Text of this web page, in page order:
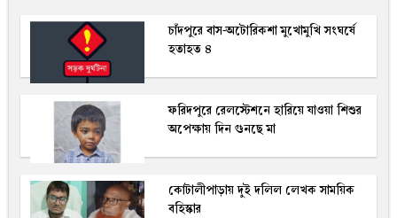
চাঁদপুরে বাস-অটোরিকশা মুখোমুখি সংঘর্ষে
হতাহত ৪
ফরিদপুরে রেলস্টেশনে হারিয়ে যাওয়া শিশুর
অপেক্ষায় দিন গুনছে মা
কোটালীপাড়ায় দুই দলিল লেখক সাময়িক
বহিস্কার